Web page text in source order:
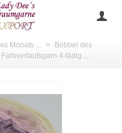
Monats ... >
Bobbel des
4-fädig ...